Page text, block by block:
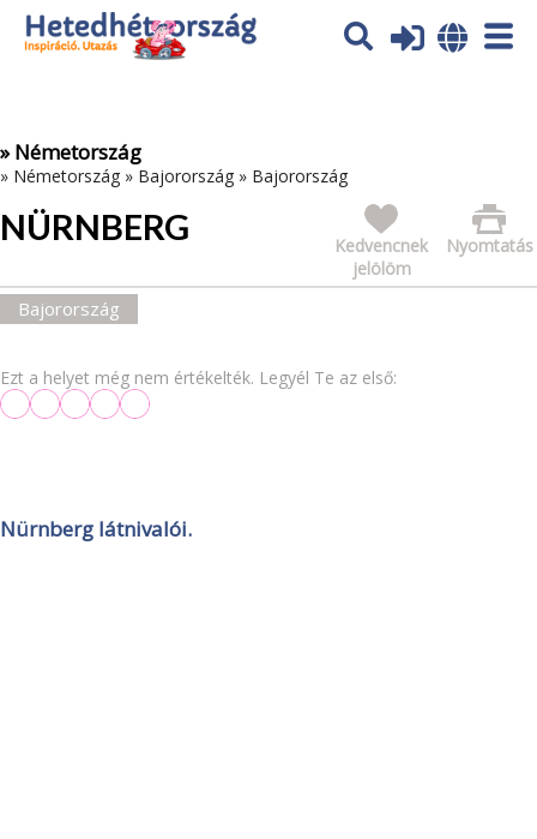
Az oldal sütiket (cookies) használ. További tájékoztatás itt:
Adatvédelmi tájékoztató
» Németország
» Németország » Bajorország » Bajorország
NÜRNBERG Nyomtatás
Kedvencnek
jelölöm
Bajorország
Ezt a helyet még nem értékelték. Legyél Te az első:
Nürnberg látnivalói.